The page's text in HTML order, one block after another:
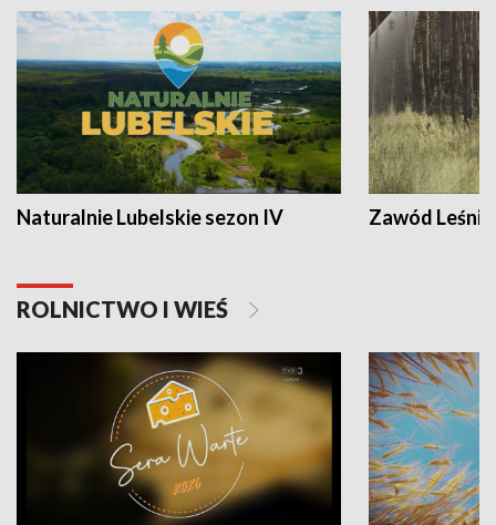
Naturalnie Lubelskie sezon IV Zawód Leśnik
ROLNICTWO I WIEŚ